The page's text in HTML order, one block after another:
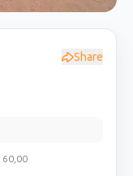
Share
60,00